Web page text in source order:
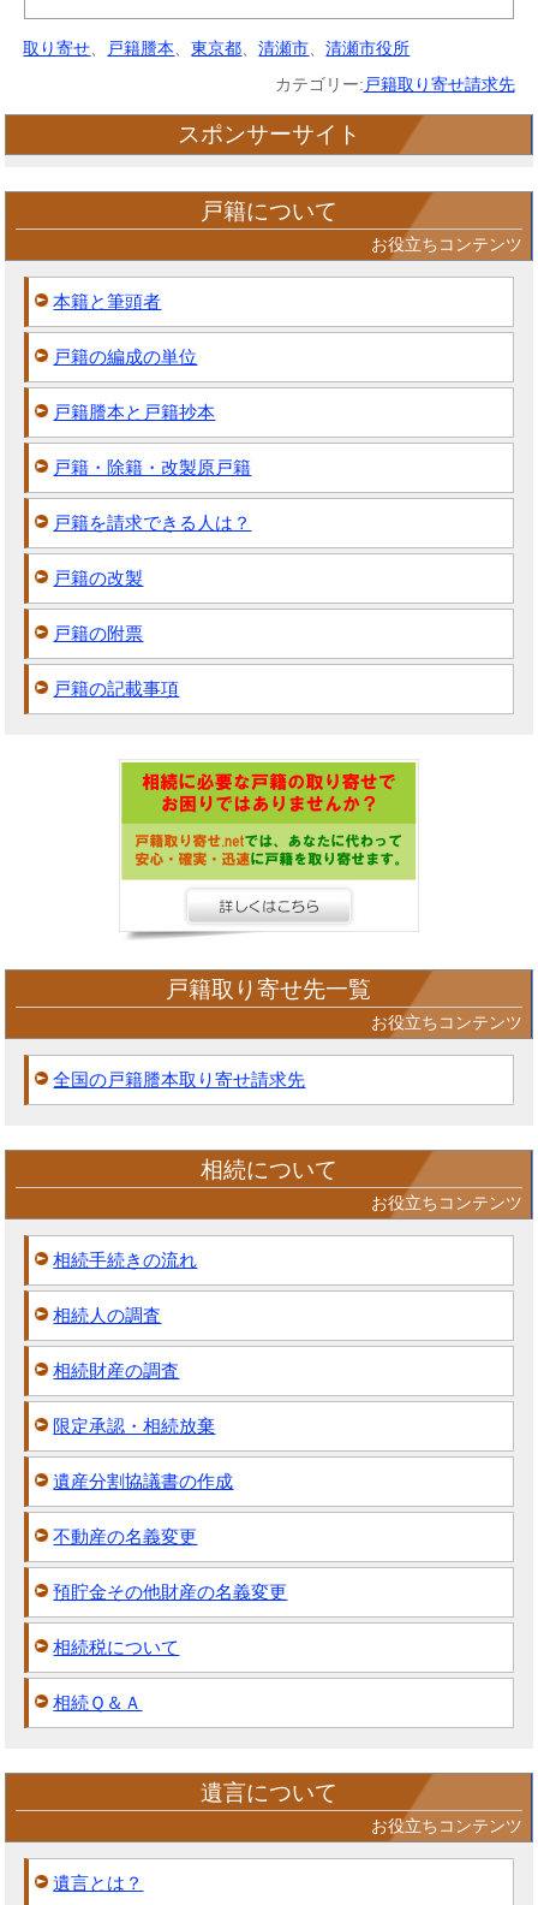
取り寄せ 戸籍謄本 、東京都 、清瀬市 、清瀬市役所
カテゴリー: 戸籍取り寄せ請求先
スポンサーサイト
戸籍について
お役立ちコンテンツ
本籍と筆頭者
戸籍の編成の単位
戸籍謄本と戸籍抄本
戸籍・除籍・改製原戸籍
戸籍を請求できる人は？
戸籍の改製
戸籍の附票
戸籍の記載事項
戸籍取り寄せ先一覧
お役立ちコンテンツ
全国の戸籍謄本取り寄せ請求先
相続について
お役立ちコンテンツ
相続手続きの流れ
相続人の調査
相続財産の調査
限定承認・相続放棄
遺産分割協議書の作成
不動産の名義変更
預貯金その他財産の名義変更
相続税について
相続Ｑ＆Ａ
遺言について
お役立ちコンテンツ
遺言とは？